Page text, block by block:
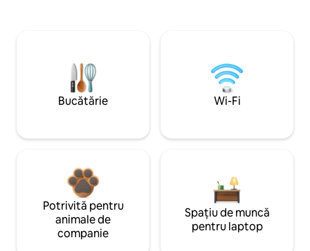
Bucătărie Wi-Fi
Potrivită pentru
animale de
companie
Spațiu de muncă
pentru laptop